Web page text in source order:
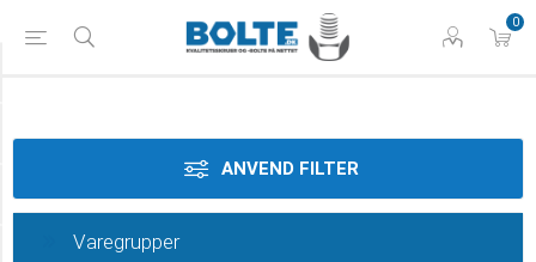
0
ANVEND FILTER
Type
Varegrupper